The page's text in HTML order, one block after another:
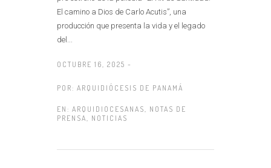
El camino a Dios de Carlo Acutis”, una
producción que presenta la vida y el legado
del...
OCTUBRE 16, 2025 -
POR: ARQUIDIÓCESIS DE PANAMÁ
EN: ARQUIDIOCESANAS
NOTAS DE
PRENSA
NOTICIAS